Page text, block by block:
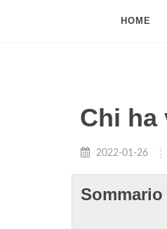
HOME
Chi ha
2022-01-26
Sommario